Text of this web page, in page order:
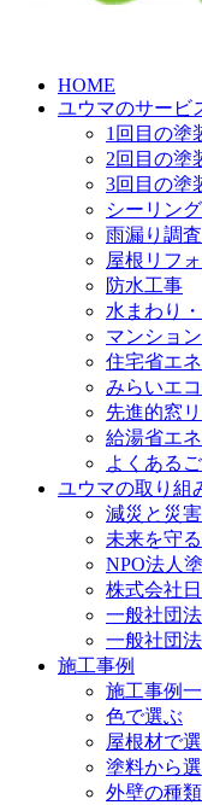
HOME
ユウマのサービ
1回目の塗
2回目の塗
3回目の塗
シーリン
雨漏り調
屋根リフ
防水工事
水まわり
マンショ
住宅省エ
みらいエ
先進的窓
給湯省エ
よくある
ユウマの取り組
減災と災
未来を守
NPO法人
株式会社
一般社団
一般社団
施工事例
施工事例
色で選ぶ
屋根材で
塗料から
外壁の種